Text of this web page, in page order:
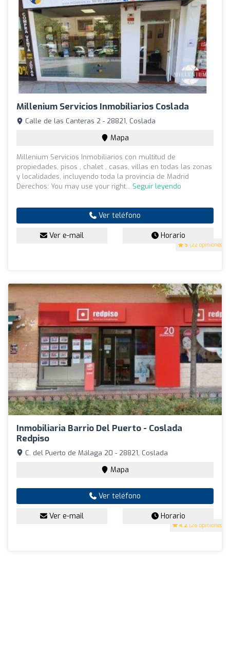
Millenium Servicios Inmobiliarios Coslada
5 (22 opiniones)
Calle de las Canteras 2 - 28821, Coslada
Mapa
Millenium Servicios Inmobiliarios con multitud de
propiedades, pisos , chalet , casas, villas en todas las zonas
y localidades, incluyendo toda la provincia de Madrid
Derechos: You may use your right... Seguir leyendo
Ver teléfono
Ver e-mail Horario
Inmobiliaria Barrio Del Puerto - Coslada
Redpiso
4.2 (26 opiniones)
C. del Puerto de Málaga 20 - 28821, Coslada
Mapa
Ver teléfono
Ver e-mail Horario